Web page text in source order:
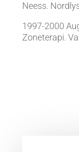
Neess.
1997-2000
Zoneterapi.